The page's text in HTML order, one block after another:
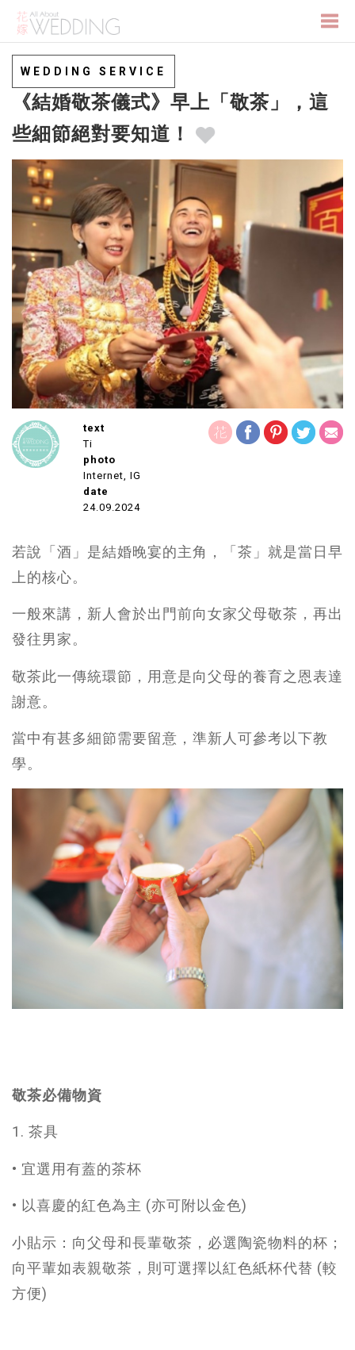
WEDDING SERVICE
《結婚敬茶儀式》早上「敬茶」，這
些細節絕對要知道！
text
Ti
photo
Internet, IG
date
24.09.2024
若說「酒」是結婚晚宴的主角，「茶」就是當日早
上的核心。
一般來講，新人會於出門前向女家父母敬茶，再出
發往男家。
敬茶此一傳統環節，用意是向父母的養育之恩表達
謝意。
當中有甚多細節需要留意，準新人可參考以下教
學。
敬茶必備物資
1. 茶具
• 宜選用有蓋的茶杯
• 以喜慶的紅色為主 (亦可附以金色)
小貼示：向父母和長輩敬茶，必選陶瓷物料的杯；
向平輩如表親敬茶，則可選擇以紅色紙杯代替 (較
方便)